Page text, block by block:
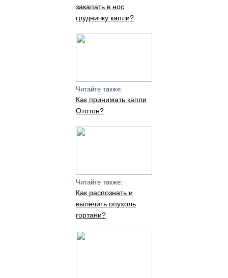
закапать в нос
грудничку капли?
Читайте также:
Как принимать капли
Ототон?
Читайте также:
Как распознать и
вылечить опухоль
гортани?